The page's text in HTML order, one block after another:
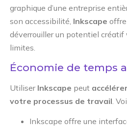
graphique d’une entreprise
son accessibilité, Inkscape
déverrouiller un potentiel
limites.
Économie de temps
Utiliser Inkscape peut
votre processus de travail .
Inkscape offre une